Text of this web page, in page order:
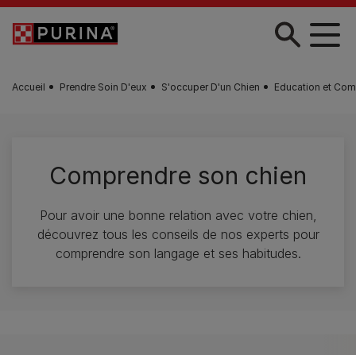
Skip to main content
Accueil Prendre Soin D'eux S'occuper D'un Chien Education et
Comprendre son chien
Pour avoir une bonne relation avec votre chien,
découvrez tous les conseils de nos experts pour
comprendre son langage et ses habitudes.